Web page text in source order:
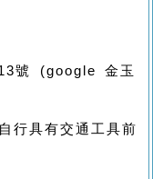
號 (google 金玉
行具有交通工具前